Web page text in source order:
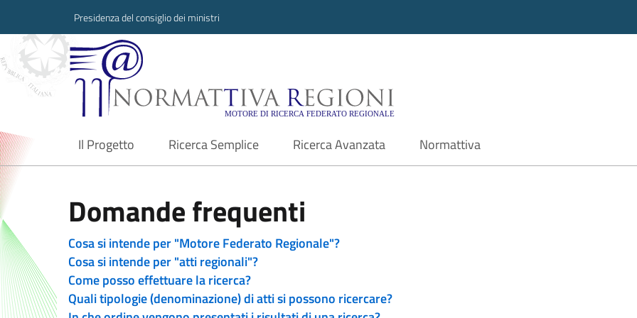
Presidenza del consiglio dei ministri
Normattiva Regioni - Motore di ricerca
Il Progetto
current Ricerca Semplice Ricerca Avanzata Normattiva
Domande frequenti
Cosa si intende per "Motore Federato Regionale"?
Cosa si intende per "atti regionali"?
Come posso effettuare la ricerca?
Quali tipologie (denominazione) di atti si possono ricercare?